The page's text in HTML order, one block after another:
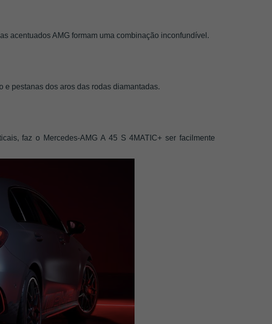
acentuados AMG formam uma combinação inconfundível.
e pestanas dos aros das rodas diamantadas.
faz o Mercedes-AMG A 45 S 4MATIC+ ser facilmente